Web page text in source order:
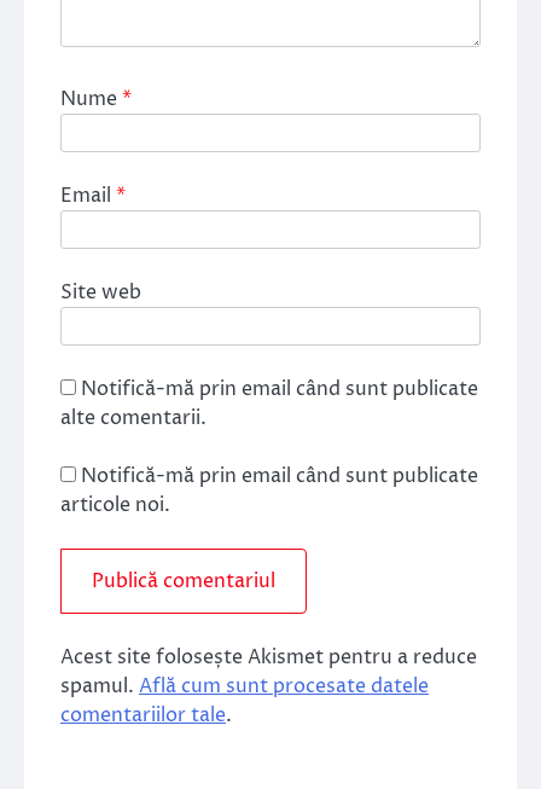
Nume*
Email *
Site web
Notifică-mă prin email când sunt publicate
alte comentarii.
Notifică-mă prin email când sunt publicate
articole noi.
Acest site folosește Akismet pentru a reduce
spamul. Află cum sunt procesate datele
comentariilor tale.